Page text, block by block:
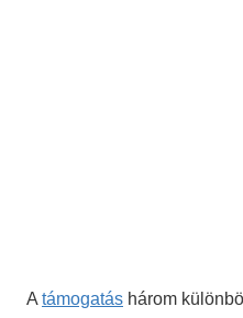
A támogatás három